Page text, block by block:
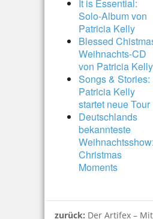
It is Essential:
Solo-Album von
Patricia Kelly
Blessed
Weihnachts-CD
von Patricia Kelly
Songs & Stories:
Patricia Kelly
startet neue Tour
Deutschlands
bekannteste
Weihnachtsshow:
Christmas
Moments
zurück: Der Artifex –